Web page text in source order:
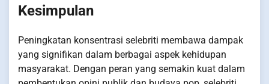
Kesimpulan
Peningkatan konsentrasi selebriti membawa dampak
yang signifikan dalam berbagai aspek kehidupan
masyarakat. Dengan peran yang semakin kuat dalam